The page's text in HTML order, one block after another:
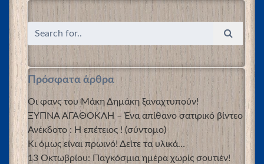
Πρόσφατα άρθρα
Οι φανς του Μάκη Δημάκη ξαναχτυπούν!
ΞΥΠΝΑ ΑΓΑΘΟΚΛΗ – Ένα απίθανο σατιρικό βίντεο
Ανέκδοτο : Η επέτειος ! (σύντομο)
Κι όμως είναι πρωινό! Δείτε τα υλικά…
13 Οκτωβρίου: Παγκόσμια ημέρα χωρίς σουτιέν!